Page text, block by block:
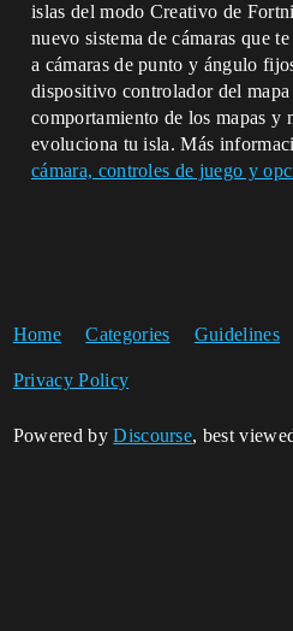
islas del modo Creativo de
nuevo sistema de cámaras que
a cámaras de punto y ángulo
dispositivo controlador del
comportamiento de los mapas y
evoluciona tu isla. Más
cámara, controles de juego y
Home Categories Guidelines
Privacy Policy
Powered byDiscourse, best